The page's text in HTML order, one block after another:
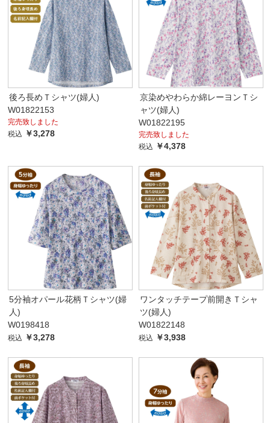
後ろ長めＴシャツ(婦人)
W01822153
完売致しました
税込 ￥3,278
京染めやわらか綿レーヨンＴシ
ャツ(婦人)
W01822195
完売致しました
税込 ￥4,378
5分袖オパール花柄Ｔシャツ(婦
人)
W0198418
税込 ￥3,278
ワンタッチテープ前開きＴシャ
ツ(婦人)
W01822148
税込 ￥3,938